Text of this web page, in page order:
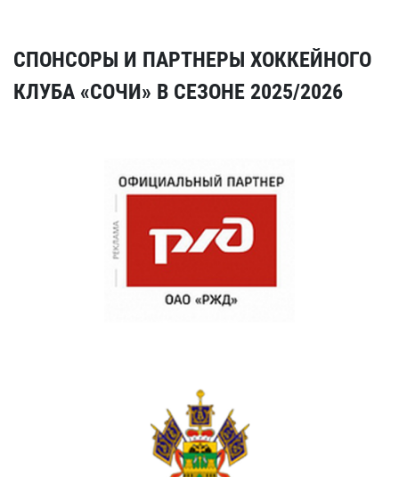
СПОНСОРЫ И ПАРТНЕРЫ ХОККЕЙНОГО
КЛУБА «СОЧИ» В СЕЗОНЕ 2025/2026